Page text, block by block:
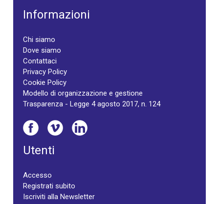
Informazioni
Chi siamo
Dove siamo
Contattaci
Privacy Policy
Cookie Policy
Modello di organizzazione e gestione
Trasparenza - Legge 4 agosto 2017, n. 124
Utenti
Accesso
Registrati subito
Iscriviti alla Newsletter